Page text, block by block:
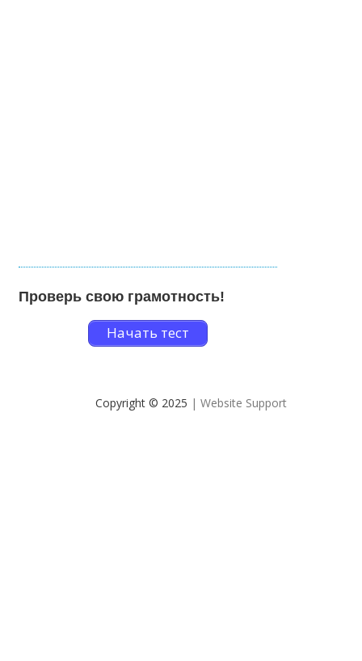
Проверь свою грамотность!
Начать тест
Copyright © 2025 | Website Support